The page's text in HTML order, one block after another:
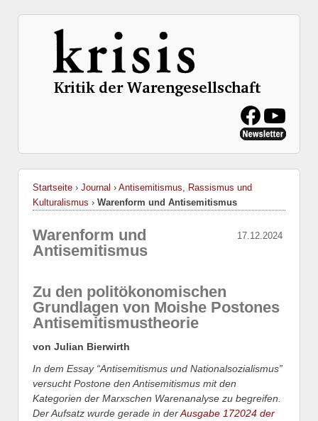
Startseite › Journal › Antisemitismus, Rassismus und
Kulturalismus › Warenform und Antisemitismus
17.12.2024
Warenform und
Antisemitismus
Zu den politökonomischen
Grundlagen von Moishe Postones
Antisemitismustheorie
von Julian Bierwirth
In dem Essay “Antisemitismus und Nationalsozialismus”
versucht Postone den Antisemitismus mit den
Kategorien der Marxschen Warenanalyse zu begreifen.
Der Aufsatz wurde gerade in derAusgabe 172024 der